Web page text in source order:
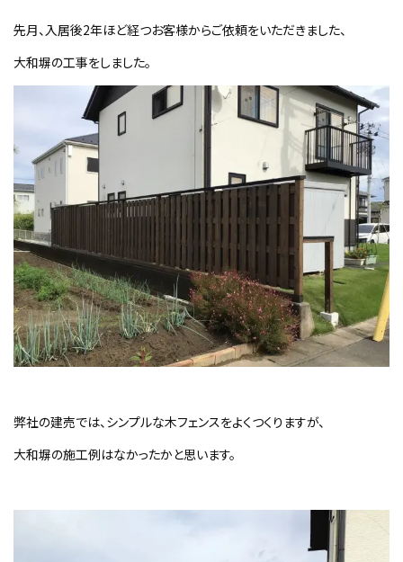
先月、入居後2年ほど経つお客様からご依頼をいただきました、
大和塀の工事をしました。
弊社の建売では、シンプルな木フェンスをよくつくりますが、
大和塀の施工例はなかったかと思います。